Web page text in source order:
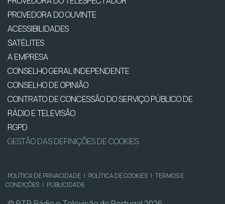
PROVEDORA DO OUVINTE
ACESSIBILIDADES
SATÉLITES
A EMPRESA
CONSELHO GERAL INDEPENDENTE
CONSELHO DE OPINIÃO
CONTRATO DE CONCESSÃO DO SERVIÇO PÚBLICO DE
RÁDIO E TELEVISÃO
RGPD
GESTÃO DAS DEFINIÇÕES DE COOKIES
POLÍTICA DE PRIVACIDADE | POLÍTICA DE COOKIES | TERMOS E
CONDIÇÕES | PUBLICIDADE